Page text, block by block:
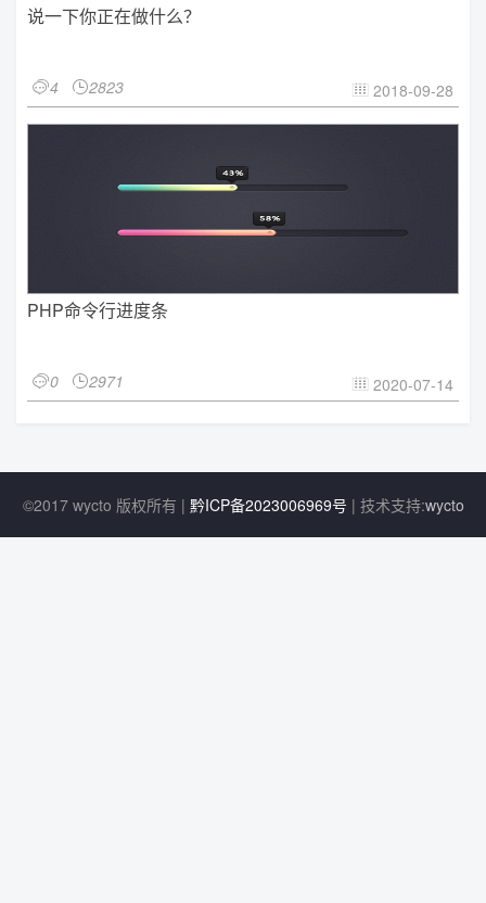
说一下你正在做什么？
4 2823  2018-09-28
PHP命令行进度条
0 2971  2020-07-14
©2017 wycto 版权所有 | 黔ICP备2023006969号 | 技术支持:wycto